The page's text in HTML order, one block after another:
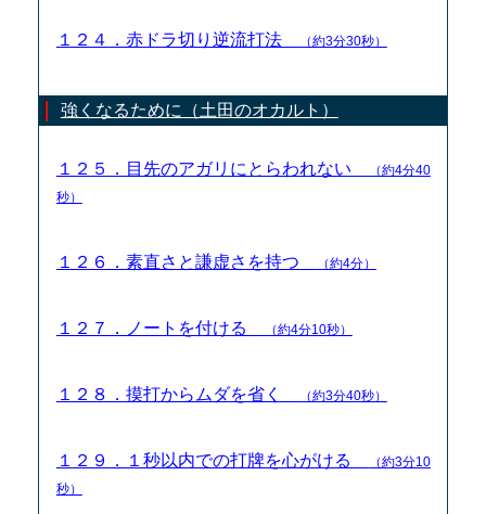
１２４．赤ドラ切り逆流打法 （約3分30秒）
強くなるために（土田のオカルト）
１２５．目先のアガリにとらわれない
（約4分40
秒）
１２６．素直さと謙虚さを持つ （約4分）
１２７．ノートを付ける （約4分10秒）
１２８．摸打からムダを省く （約3分40秒）
１２９．１秒以内での打牌を心がける
（約3分10
秒）